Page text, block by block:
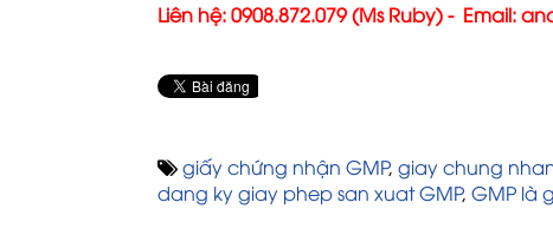
Liên hệ: 0908.872.079 (Ms Ruby) - Email:
giấy chứng nhận GMP, giay chung
dang ky giay phep san xuat GMP, GMP là